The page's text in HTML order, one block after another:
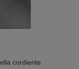
cordierite